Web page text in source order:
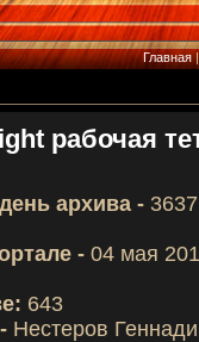
Главная
рабочая
архива -
- 04 мая
643
Нестеров